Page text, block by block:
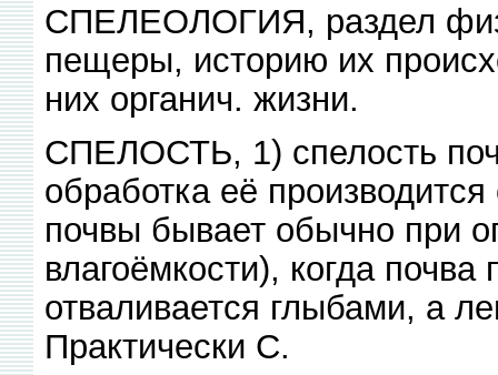
СПЕЛЕОЛОГИЯ, раздел
пещеры, историю их
них органич. жизни.
СПЕЛОСТЬ, 1) спелость
обработка её
почвы бывает обычно при
влагоёмкости), когда
отваливается глыбами, а
Практически С.